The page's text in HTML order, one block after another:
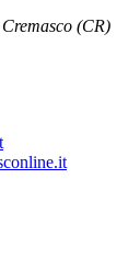
(CR)